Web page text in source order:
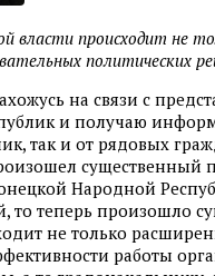
власти происходит не
политических
на связи с
и получаю
так и от рядовых
существенный
Народной
то теперь произошло
не только
работы